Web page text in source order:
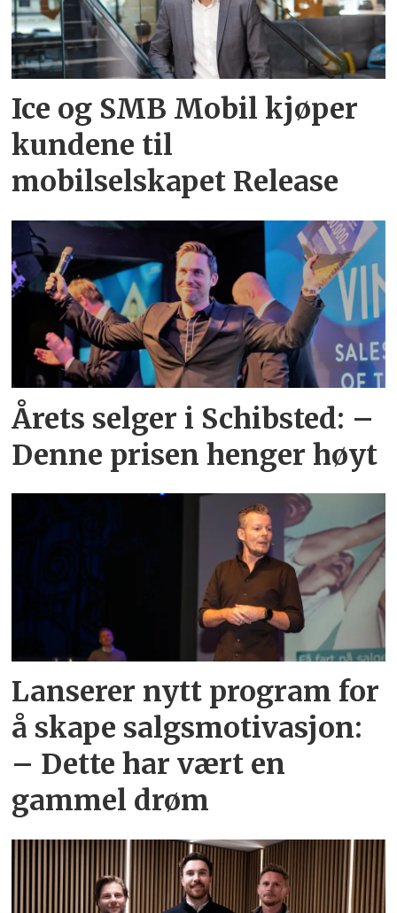
Ice og SMB Mobil kjøper
kundene til
mobilselskapet Release
Årets selger i Schibsted: –
Denne prisen henger høyt
Lanserer nytt program for
å skape salgsmotivasjon:
– Dette har vært en
gammel drøm